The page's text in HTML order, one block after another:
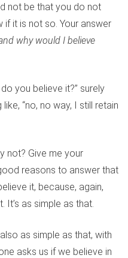
not be that you do not
it is not so. Your answer
why would I believe
you believe it?” surely
“no, no way, I still retain
not? Give me your
reasons to answer that
it, because, again,
as simple as that.
as simple as that, with
asks us if we believe in